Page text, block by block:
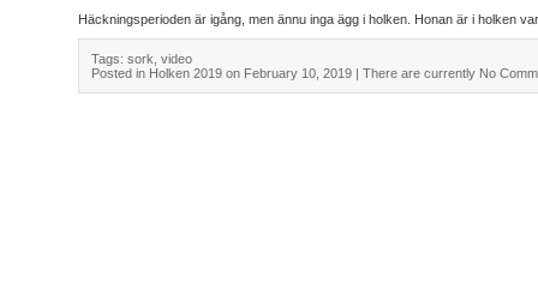
Häckningsperioden är igång, men ännu inga ägg i holken. Honan är i holken
Tags: sork video
Posted in Holken 2019 on February 10, 2019 | There are currently No